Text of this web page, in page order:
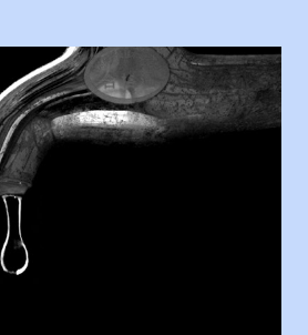
1964 Adana Yüzme
yaşında kara kuru bir kız çocuğu
Adana Demirspor Kulübü
Küçük kız etrafına bakıyor.
Nesrin, Adana Demirspor’un 4
havuza. 1973 – 1975
Yüzüyor. 7 yaşında girdiği